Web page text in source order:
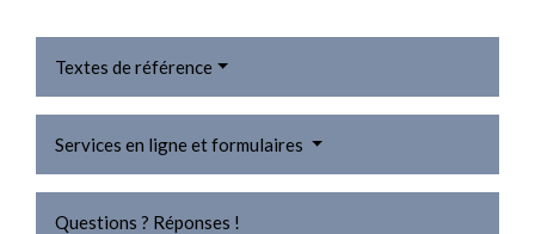
Textes de référence
Services en ligne et formulaires
Questions ? Réponses !